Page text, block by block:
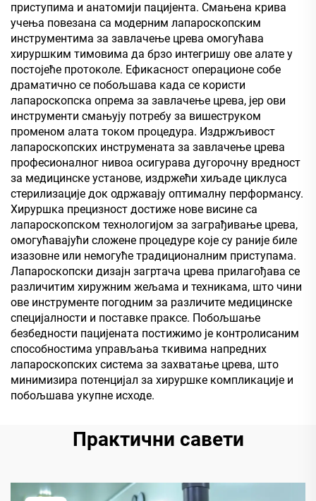
приступима и анатомији пацијента. Смањена крива
учења повезана са модерним лапароскопским
инструментима за завлачење црева омогућава
хируршким тимовима да брзо интегришу ове алате у
постојеће протоколе. Ефикасност операционе собе
драматично се побољшава када се користи
лапароскопска опрема за завлачење црева, јер ови
инструменти смањују потребу за вишеструком
променом алата током процедура. Издржљивост
лапароскопских инструмената за завлачење црева
професионалног нивоа осигурава дугорочну вредност
за медицинске установе, издржећи хиљаде циклуса
стерилизације док одржавају оптималну перформансу.
Хируршка прецизност достиже нове висине са
лапароскопском технологијом за заграђивање црева,
омогућавајући сложене процедуре које су раније биле
изазовне или немогуће традиционалним приступама.
Лапароскопски дизајн загртача црева прилагођава се
различитим хиружним жељама и техникама, што чини
ове инструменте погодним за различите медицинске
специјалности и поставке праксе. Побољшање
безбедности пацијената постижимо је контролисаним
способностима управљања ткивима напредних
лапароскопских система за захватање црева, што
минимизира потенцијал за хируршке компликације и
побољшава укупне исходе.
Практични савети